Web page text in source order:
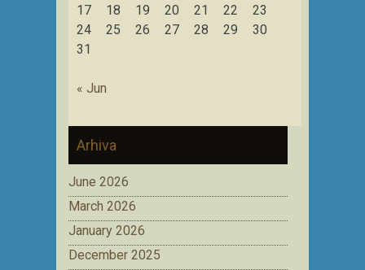
17 18 19 20 21 22
23
24
25 26 27 28 29
30
31
« Jun
Arhiva
June 2026
March 2026
January 2026
December 2025